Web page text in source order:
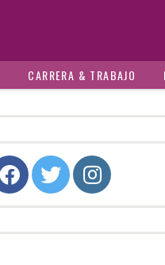
CARRERA & TRABAJO